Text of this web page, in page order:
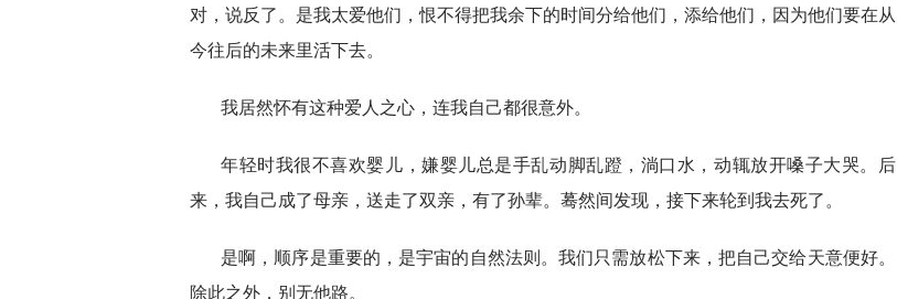
对，说反了。是我太爱他们，恨不得把我余下的时间分给他们，添给他们，因为他们要在从
今往后的未来里活下去。
我居然怀有这种爱人之心，连我自己都很意外。
年轻时我很不喜欢婴儿，嫌婴儿总是手乱动脚乱蹬，淌口水，动辄放开嗓子大哭。后
来，我自己成了母亲，送走了双亲，有了孙辈。蓦然间发现，接下来轮到我去死了。
是啊，顺序是重要的，是宇宙的自然法则。我们只需放松下来，把自己交给天意便好。
除此之外，别无他路。